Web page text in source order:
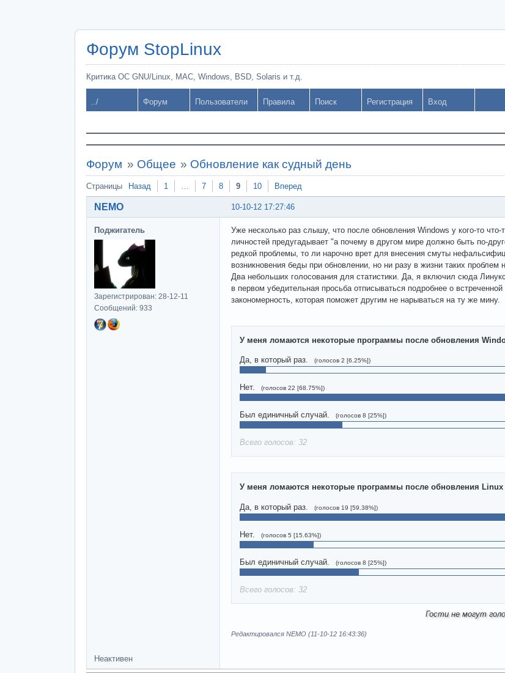
Форум StopLinux
Критика ОС GNU/Linux, MAC, Windows, BSD, Solaris и т.д.
../ Форум Пользователи Правила Поиск Регистрация Вход
Форум » Общее » Обновление как судный день
Страницы Назад 1 … 7 8 9 10 Вперед
10-10-12 17:27:46
NEMO
Поджигатель
Зарегистрирован: 28-12-11
Сообщений: 933
Уже несколько раз слышу, что после обновления Windows у кого-то
личностей предугадывает "а почему в другом мире должно быть по-
редкой проблемы, то ли нарочно врет для внесения смуты
возникновения беды при обновлении, но ни разу в жизни таких
Два небольших голосования для статистики. Да, я включил сюда
в первом убедительная просьба отписываться подробнее о
закономерность, которая поможет другим не нарываться на ту же мину.
У меня ломаются некоторые программы после обновления
Да, в который раз. (голосов 2 [6.25%])
Нет. (голосов 22 [68.75%])
Был единичный случай. (голосов 8 [25%])
Всего голосов: 32
У меня ломаются некоторые программы после обновления Linux
Да, в который раз. (голосов 19 [59.38%])
Нет. (голосов 5 [15.63%])
Был единичный случай. (голосов 8 [25%])
Всего голосов: 32
Гости не могут
Редактировался NEMO (11-10-12 16:43:36)
Неактивен